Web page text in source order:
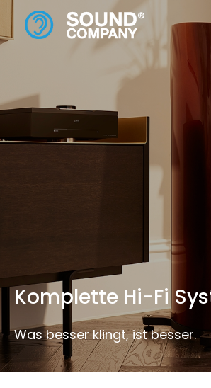
Komplette Hi-Fi
Was besser klingt, ist besser.